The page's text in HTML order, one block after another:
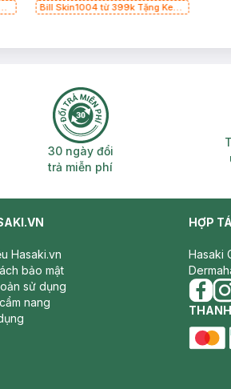
Bill Skin1004 từ 399k Tặng Kem
2H 30 ngày đổi trả miễn phí
30 ngày đổi
trả miễn phí
Hasaki.vn
bảo mật
sử dụng
nang
HỢP
Hasaki